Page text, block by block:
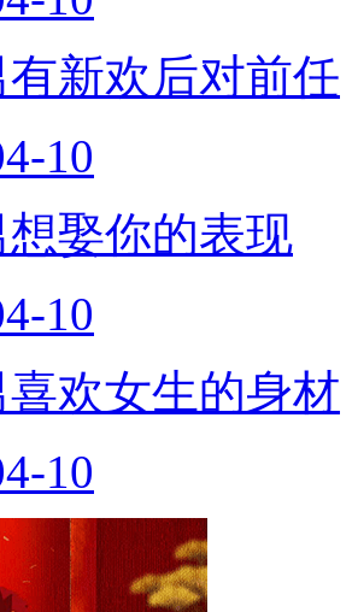
10
新欢后对前任
10
娶你的表现
10
欢女生的身材
10